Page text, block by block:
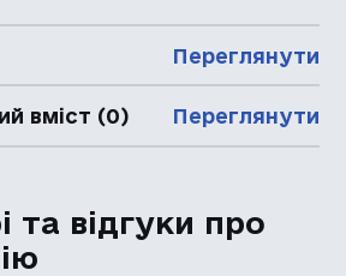
Переглянути
вміст (0) Переглянути
та відгуки про